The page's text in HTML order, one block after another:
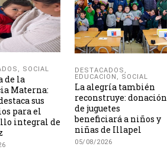
, SOCIAL
de la
Materna:
sus
para el
integral de
DESTACADOS ,
EDUCACION , SOCIAL
La alegría también
reconstruye: donación
de juguetes
beneficiará a niños y
niñas de Illapel
05/08/2026